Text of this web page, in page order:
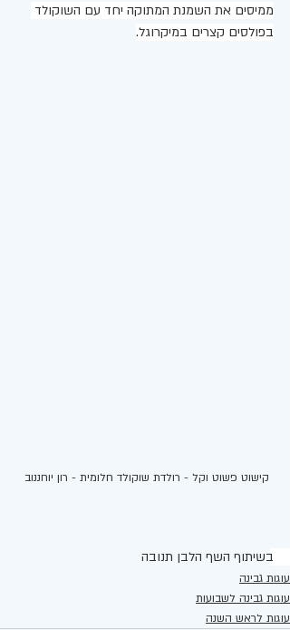
ממיסים את השמנת המתוקה יחד עם השוקולד
בפולסים קצרים במיקרוגל.
קישוט פשוט וקל - רולדת שוקולד חלומית - רון יוחננוב
בשיתוף השף הלבן תנובה
עוגות גבינה
עוגות גבינה לשבועות
עוגות לראש השנה